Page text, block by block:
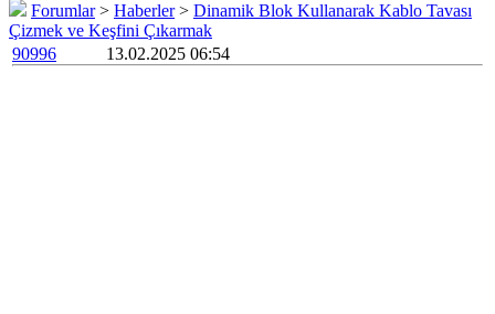
Forumlar> Haberler> Dinamik Blok Kullanarak Kablo Tavası
Çizmek ve Keşfini Çıkarmak
90996
13.02.2025 06:54